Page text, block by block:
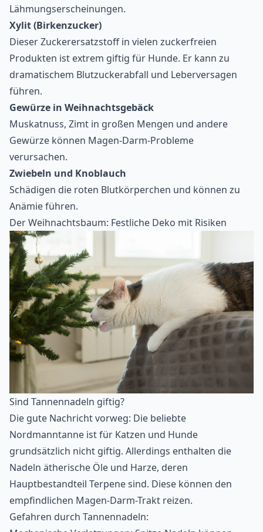
Lähmungserscheinungen.
Xylit (Birkenzucker)
Dieser Zuckerersatzstoff in vielen zuckerfreien
Produkten ist extrem giftig für Hunde. Er kann zu
dramatischem Blutzuckerabfall und Leberversagen
führen.
Gewürze in Weihnachtsgebäck
Muskatnuss, Zimt in großen Mengen und andere
Gewürze können Magen-Darm-Probleme
verursachen.
Zwiebeln und Knoblauch
Schädigen die roten Blutkörperchen und können zu
Anämie führen.
Der Weihnachtsbaum: Festliche Deko mit Risiken
Sind Tannennadeln giftig?
Die gute Nachricht vorweg: Die beliebte
Nordmanntanne ist für Katzen und Hunde
grundsätzlich nicht giftig. Allerdings enthalten die
Nadeln ätherische Öle und Harze, deren
Hauptbestandteil Terpene sind. Diese können den
empfindlichen Magen-Darm-Trakt reizen.
Gefahren durch Tannennadeln: